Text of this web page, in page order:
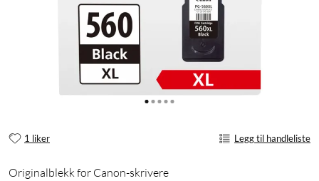
1 liker Legg til handleliste
Originalblekk for Canon-skrivere